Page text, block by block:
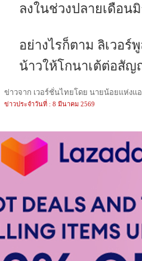
ลงในช่วงปลายเดือน
อย่างไรก็ตาม ลิเวอร์
น้าวให้โกนาเต้ต่อสั
ข่าวจาก เวอร์ชั่นไทยโดย นายน้อยแห่งแ
ข่าวประจำวันที่ : 8 มีนาคม 2569